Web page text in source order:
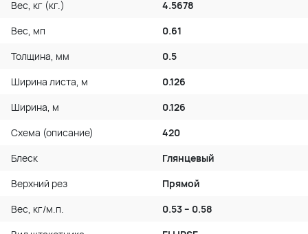
Вес, кг (кг.)
4.5678
Вес, мп
0.61
Толщина, мм
0.5
Ширина листа, м
0.126
Ширина, м
0.126
Схема (описание)
420
Блеск
Глянцевый
Верхний рез
Прямой
Вес, кг/м.п.
0.53 – 0.58